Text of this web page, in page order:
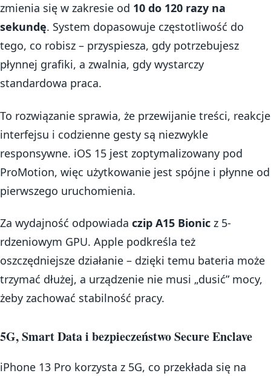
zmienia się w zakresie od 10 do 120 razy na
sekundę. System dopasowuje częstotliwość do
tego, co robisz – przyspiesza, gdy potrzebujesz
płynnej grafiki, a zwalnia, gdy wystarczy
standardowa praca.
To rozwiązanie sprawia, że przewijanie treści, reakcje
interfejsu i codzienne gesty są niezwykle
responsywne. iOS 15 jest zoptymalizowany pod
ProMotion, więc użytkowanie jest spójne i płynne od
pierwszego uruchomienia.
Za wydajność odpowiada czip A15 Bionic z 5-
rdzeniowym GPU. Apple podkreśla też
oszczędniejsze działanie – dzięki temu bateria może
trzymać dłużej, a urządzenie nie musi „dusić” mocy,
żeby zachować stabilność pracy.
5G, Smart Data i bezpieczeństwo Secure Enclave
iPhone 13 Pro korzysta z 5G, co przekłada się na